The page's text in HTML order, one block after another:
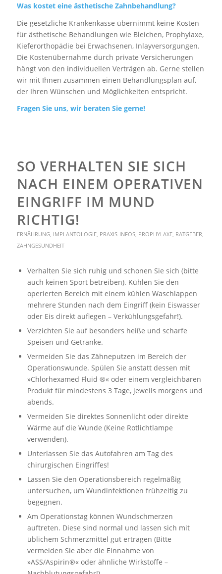
Was kostet eine ästhetische Zahnbehandlung?
Die gesetzliche Krankenkasse übernimmt keine Kosten
für ästhetische Behandlungen wie Bleichen, Prophylaxe,
Kieferorthopädie bei Erwachsenen, Inlayversorgungen.
Die Kostenübernahme durch private Versicherungen
hängt von den individuellen Verträgen ab. Gerne stellen
wir mit Ihnen zusammen einen Behandlungsplan auf,
der Ihren Wünschen und Möglichkeiten entspricht.
Fragen Sie uns, wir beraten Sie gerne!
SO VERHALTEN SIE SICH
NACH EINEM OPERATIVEN
EINGRIFF IM MUND
RICHTIG!
ERNÄHRUNG, IMPLANTOLOGIE, PRAXIS-INFOS, PROPHYLAXE, RATGEBER,
ZAHNGESUNDHEIT
Verhalten Sie sich ruhig und schonen Sie sich (bitte
auch keinen Sport betreiben). Kühlen Sie den
operierten Bereich mit einem kühlen Waschlappen
mehrere Stunden nach dem Eingriff (kein Eiswasser
oder Eis direkt auflegen – Verkühlungsgefahr!).
Verzichten Sie auf besonders heiße und scharfe
Speisen und Getränke.
Vermeiden Sie das Zähneputzen im Bereich der
Operationswunde. Spülen Sie anstatt dessen mit
»Chlorhexamed Fluid ®« oder einem vergleichbaren
Produkt für mindestens 3 Tage, jeweils morgens und
abends.
Vermeiden Sie direktes Sonnenlicht oder direkte
Wärme auf die Wunde (Keine Rotlichtlampe
verwenden).
Unterlassen Sie das Autofahren am Tag des
chirurgischen Eingriffes!
Lassen Sie den Operationsbereich regelmäßig
untersuchen, um Wundinfektionen frühzeitig zu
begegnen.
Am Operationstag können Wundschmerzen
auftreten. Diese sind normal und lassen sich mit
üblichem Schmerzmittel gut ertragen (Bitte
vermeiden Sie aber die Einnahme von
»ASS/Aspirin®« oder ähnliche Wirkstoffe –